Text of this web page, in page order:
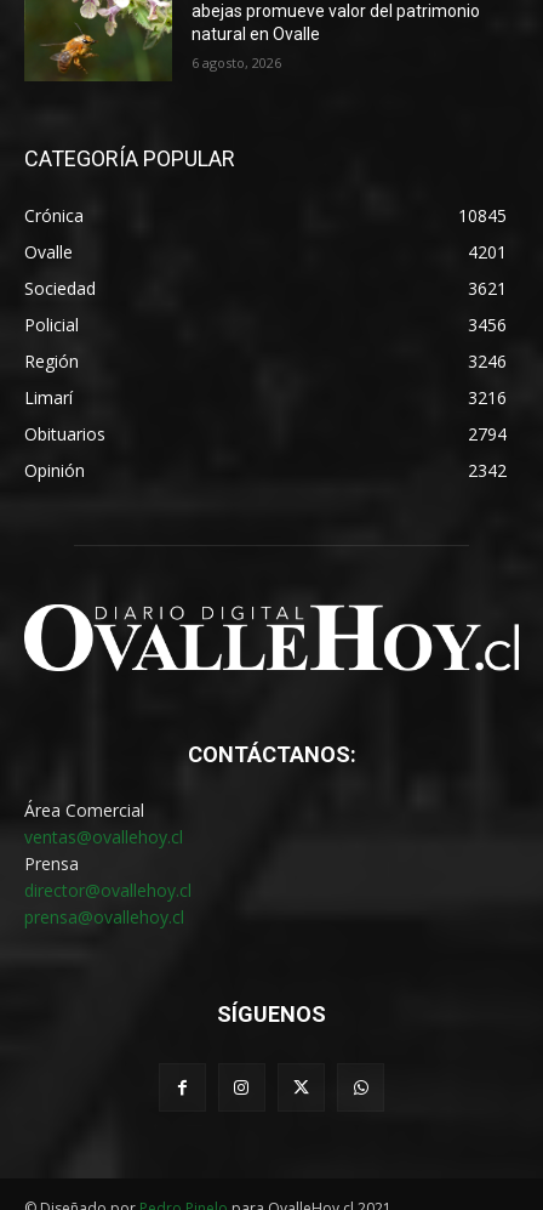
abejas promueve valor del patrimonio
natural en Ovalle
6 agosto, 2026
CATEGORÍA POPULAR
Crónica
10845
Ovalle
4201
Sociedad
3621
Policial
3456
Región
3246
Limarí
3216
Obituarios
2794
Opinión
2342
CONTÁCTANOS:
Área Comercial
ventas@ovallehoy.cl
Prensa
director@ovallehoy.cl
prensa@ovallehoy.cl
SÍGUENOS